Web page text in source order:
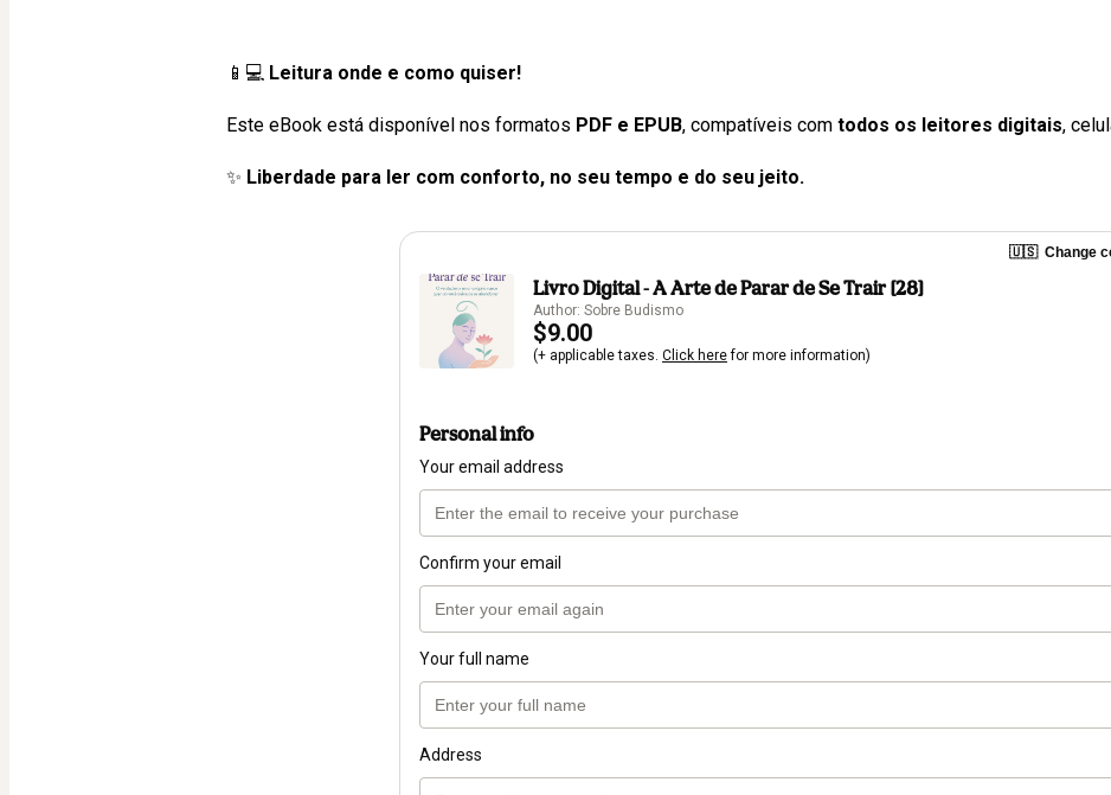
📱💻 Leitura onde e como quiser!
Este eBook está disponível nos formatos PDF e EPUB, compatíveis com todos os leitores digitais,
✨ Liberdade para ler com conforto, no seu tempo e do seu jeito.
🇺🇸 Change
Livro Digital - A Arte de Parar de Se Trair [28]
Author: Sobre Budismo
$9.00
(+ applicable taxes. Click herefor more information)
Personal info
Your email address
Confirm your email
Your full name
Address